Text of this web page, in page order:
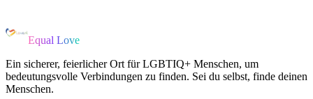
Equal Love
Ein sicherer, feierlicher Ort für LGBTIQ+ Menschen, um
bedeutungsvolle Verbindungen zu finden. Sei du selbst, finde deinen
Menschen.